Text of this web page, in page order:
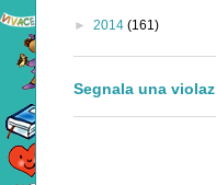
► 2014 (161)
Segnala una